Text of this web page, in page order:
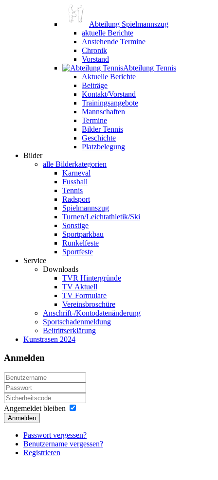
Abteilung Spielmannszug
aktuelle Berichte
Anstehende Termine
Chronik
Vorstand
Abteilung Tennis
Aktuelle Berichte
Beiträge
Kontakt/Vorstand
Trainingsangebote
Mannschaften
Termine
Bilder Tennis
Geschichte
Platzbelegung
Bilder
alle Bilderkategorien
Karneval
Fussball
Tennis
Radsport
Spielmannszug
Turnen/Leichtathletik/Ski
Sonstige
Sportparkbau
Runkelfeste
Sportfeste
Service
Downloads
TVR Hintergründe
TV Aktuell
TV Formulare
Vereinsbroschüre
Anschrift-/Kontodatenänderung
Sportschadenmeldung
Beitrittserklärung
Kunstrasen 2024
Anmelden
Angemeldet bleiben
Anmelden
Passwort vergessen?
Benutzername vergessen?
Registrieren